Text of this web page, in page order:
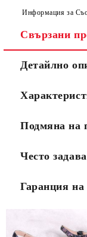
Информация за
Свързани
Детайлно
Подмяна на
Често
Гаранция на